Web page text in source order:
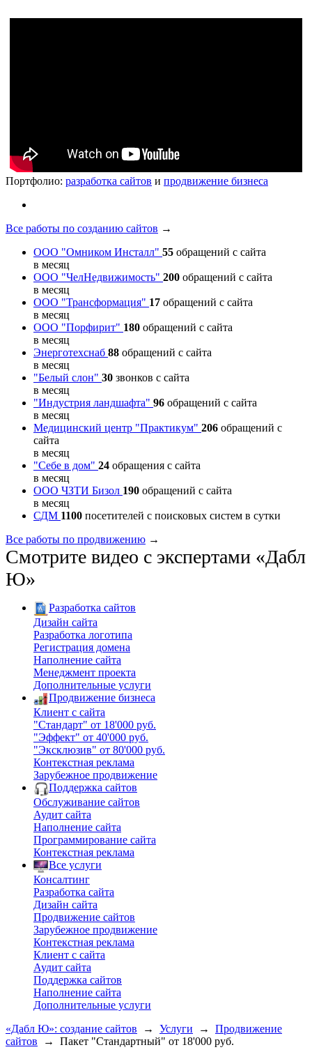
Портфолио: разработка сайтов и продвижение бизнеса
Все работы по созданию сайтов →
ООО "Омником Инсталл" 55 обращений с сайта
в месяц
ООО "ЧелНедвижимость" 200 обращений с сайта
в месяц
ООО "Трансформация" 17 обращений с сайта
в месяц
ООО "Порфирит" 180 обращений с сайта
в месяц
Энерготехснаб 88 обращений с сайта
в месяц
"Белый слон" 30 звонков с сайта
в месяц
"Индустрия ландшафта" 96 обращений с сайта
в месяц
Медицинский центр "Практикум" 206 обращений с
сайта
в месяц
"Себе в дом" 24 обращения с сайта
в месяц
ООО ЧЗТИ Бизол 190 обращений с сайта
в месяц
СДМ 1100 посетителей с поисковых систем в сутки
Все работы по продвижению →
Смотрите видео с экспертами «Дабл
Ю»
Разработка сайтов
Дизайн сайта
Разработка логотипа
Регистрация домена
Наполнение сайта
Менеджмент проекта
Дополнительные услуги
Продвижение бизнеса
Клиент с сайта
"Стандарт" от 18'000 руб.
"Эффект" от 40'000 руб.
"Эксклюзив" от 80'000 руб.
Контекстная реклама
Зарубежное продвижение
Поддержка сайтов
Обслуживание сайтов
Аудит сайта
Наполнение сайта
Программирование сайта
Контекстная реклама
Все услуги
Консалтинг
Разработка сайта
Дизайн сайта
Продвижение сайтов
Зарубежное продвижение
Контекстная реклама
Клиент с сайта
Аудит сайта
Поддержка сайтов
Наполнение сайта
Дополнительные услуги
«Дабл Ю»: создание сайтов
→ Услуги →
Продвижение
сайтов
→ Пакет "Стандартный" от 18'000 руб.